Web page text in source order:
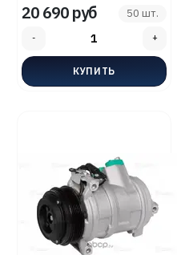
20 690 руб 50 шт.